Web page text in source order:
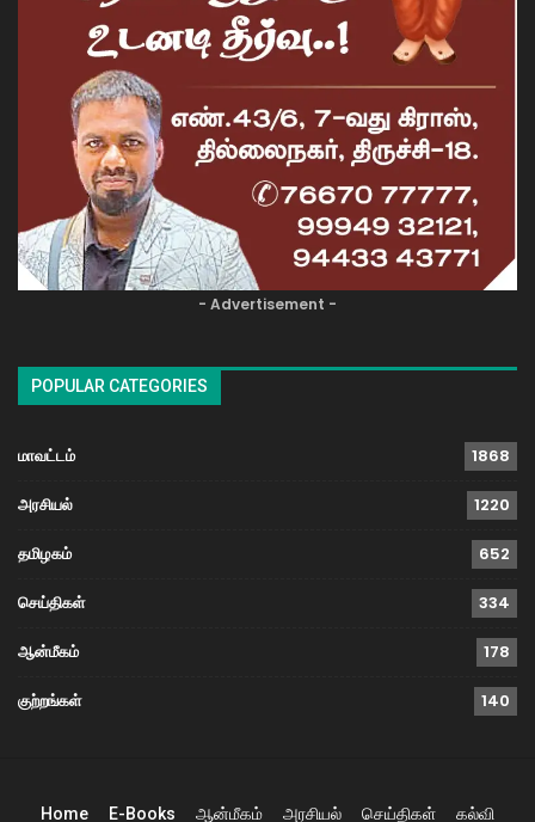
- Advertisement -
POPULAR CATEGORIES
மாவட்டம் 1868
அரசியல் 1220
தமிழகம் 652
செய்திகள் 334
ஆன்மீகம் 178
குற்றங்கள் 140
Home E-Books ஆன்மீகம் அரசியல் செய்திகள் கல்வி